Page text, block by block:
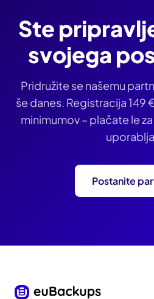
Ste
svojega
Pridružite se našemu
še danes. Registracija149
minimumov – plačate le
Postanite